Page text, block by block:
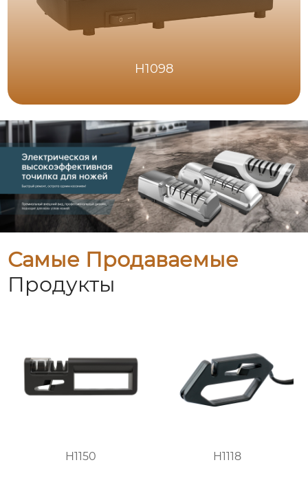
H1098
Самые Продаваемые
Продукты
H1150 H1118